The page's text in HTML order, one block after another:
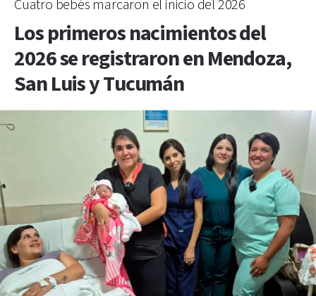
Cuatro bebés marcaron el inicio del 2026
Los primeros nacimientos del
2026 se registraron en Mendoza,
San Luis y Tucumán